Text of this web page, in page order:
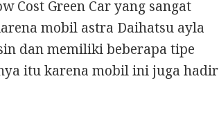
Cost Green Car yang sangat
mobil astra Daihatsu ayla
dan memiliki beberapa tipe
itu karena mobil ini juga hadir